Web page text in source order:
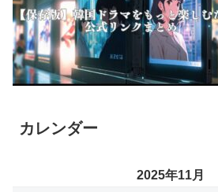
カレンダー
2025年11月